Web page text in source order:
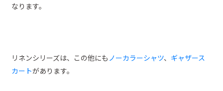
なります。
リネンシリーズは、この他にも ノーカラーシャツ、 ギャザース
カートがあります。